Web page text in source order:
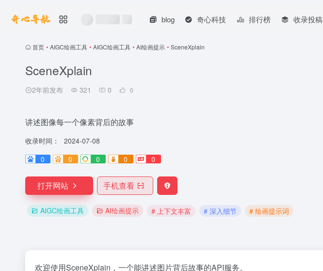
blog 奇心科技 排行榜 收录投稿
首页 • AIGC绘画工具 • AIGC绘画工具 • AI绘画提示 • SceneXplain
SceneXplain
2年前发布 321 0 0
讲述图像每一个像素背后的故事
收录时间：
2024-07-08
0
0 0 0 0
打开网站 手机查看
AIGC绘画工具 AI绘画提示 # 上下文丰富 # 深入细节 # 绘画提示词
欢迎使用SceneXplain，一个能讲述图片背后故事的API服务。